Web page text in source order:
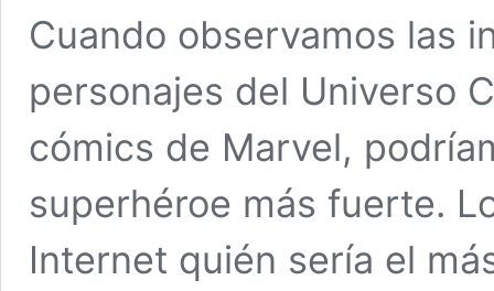
Cuando observamos las
personajes del Universo
cómics de Marvel,
superhéroe más fuerte.
Internet quién sería el